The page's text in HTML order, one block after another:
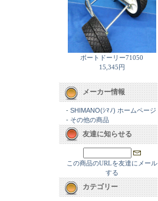
ボートドーリー71050
15,345円
メーカー情報
- SHIMANO(ｼﾏﾉ) ホームページ
- その他の商品
友達に知らせる
この商品のURLを友達にメール
する
カテゴリー